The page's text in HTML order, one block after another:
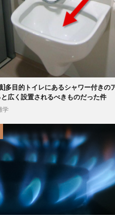
]多目的トイレにあるシャワー付きの
と広く設置されるべきものだった件
学